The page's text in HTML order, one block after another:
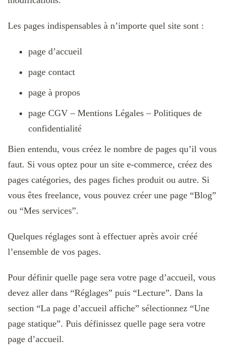
Les pages indispensables à n’importe quel site sont :
page d’accueil
page contact
page à propos
page CGV – Mentions Légales – Politiques de
confidentialité
Bien entendu, vous créez le nombre de pages qu’il vous
faut. Si vous optez pour un site e-commerce, créez des
pages catégories, des pages fiches produit ou autre. Si
vous êtes freelance, vous pouvez créer une page “Blog”
ou “Mes services”.
Quelques réglages sont à effectuer après avoir créé
l’ensemble de vos pages.
Pour définir quelle page sera votre page d’accueil, vous
devez aller dans “Réglages” puis “Lecture”. Dans la
section “La page d’accueil affiche” sélectionnez “Une
page statique”. Puis définissez quelle page sera votre
page d’accueil.